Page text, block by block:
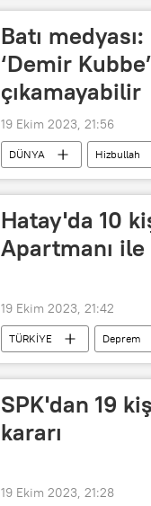
Batı
‘Demir
çıkamayabilir
19 Ekim 2023, 21:56
DÜNYA Hizbullah
Demir Kubbe
Hatay'da 10
Apartmanı
19 Ekim 2023, 21:42
TÜRKİYE Deprem
SPK'dan 19
kararı
19 Ekim 2023, 21:28